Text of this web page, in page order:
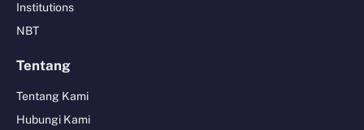
Institutions
NBT
Tentang
Tentang Kami
Hubungi Kami